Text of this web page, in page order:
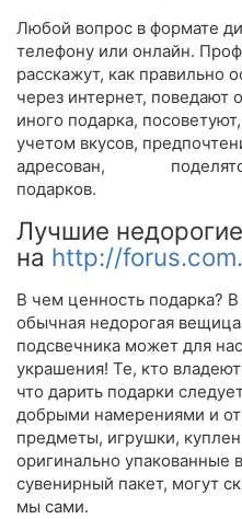
Любой вопрос в формате
телефону или онлайн.
расскажут, как правильно
через интернет, поведают
иного подарка,
учетом вкусов,
адресован, поделятся
подарков.
Лучшие
на http://
В чем ценность подарка?
обычная недорогая
подсвечника может для
украшения! Те, кто
что дарить подарки
добрыми намерениями и
предметы, игрушки,
оригинально упакованные
сувенирный пакет, могут
мы сами.